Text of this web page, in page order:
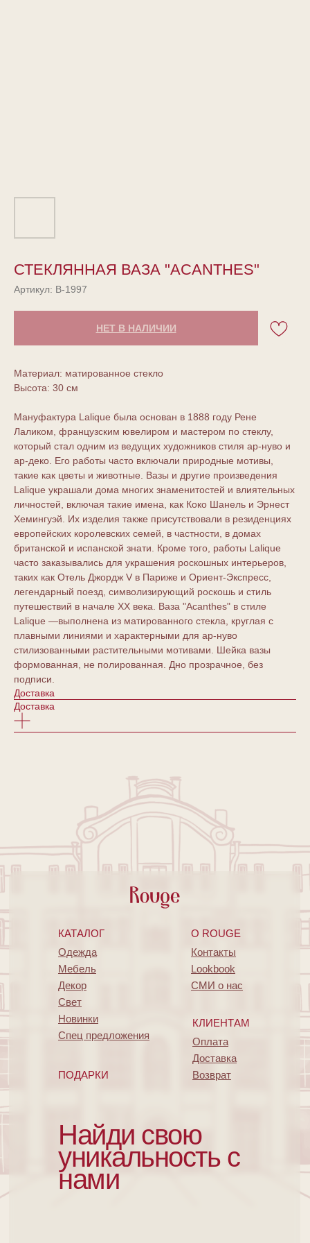
СТЕКЛЯННАЯ ВАЗА "ACANTHES"
Артикул: B-1997
НЕТ В НАЛИЧИИ
Материал: матированное стекло
Высота: 30 см
Мануфактура Lalique была основан в 1888 году Рене
Лаликом, французским ювелиром и мастером по стеклу,
который стал одним из ведущих художников стиля ар-нуво и
ар-деко. Его работы часто включали природные мотивы,
такие как цветы и животные. Вазы и другие произведения
Lalique украшали дома многих знаменитостей и влиятельных
личностей, включая такие имена, как Коко Шанель и Эрнест
Хемингуэй. Их изделия также присутствовали в резиденциях
европейских королевских семей, в частности, в домах
британской и испанской знати. Кроме того, работы Lalique
часто заказывались для украшения роскошных интерьеров,
таких как Отель Джордж V в Париже и Ориент-Экспресс,
легендарный поезд, символизирующий роскошь и стиль
путешествий в начале XX века. Ваза "Acanthes" в стиле
Lalique —выполнена из матированного стекла, круглая с
плавными линиями и характерными для ар-нуво
стилизованными растительными мотивами. Шейка вазы
формованная, не полированная. Дно прозрачное, без
подписи.
Доставка
Доставка
КАТАЛОГ
ПОДАРКИ
O ROUGE
КЛИЕНТАМ
Одежда
Мебель
Декор
Свет
Новинки
Спец предложения
Контакты
Lookbook
СМИ о нас
Оплата
Доставка
Возврат
Найди свою
уникальность с
нами